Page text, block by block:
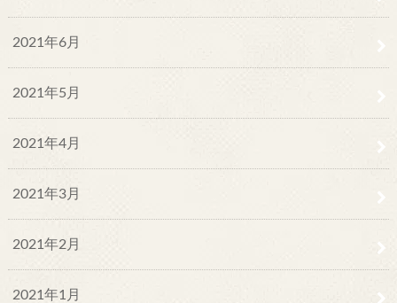
2021年6月
2021年5月
2021年4月
2021年3月
2021年2月
2021年1月